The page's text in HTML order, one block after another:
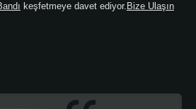
keşfetmeye davet ediyor. Bize Ulaşın